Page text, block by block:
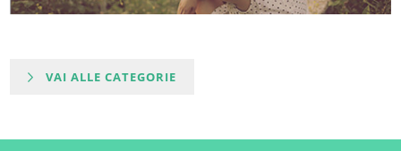
VAI ALLE CATEGORIE